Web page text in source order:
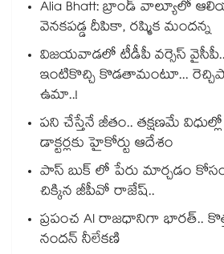
Alia Bhatt: బ్రాండ్ వాల్యూలో
వెనకపడ్డ దీపికా, రష్మిక మందన్న
విజయవాడలో టీడీపీ వర్సెస్
ఇంటికొచ్చి కొడతామంటూ...
ఉమా..!
పని చేస్తేనే జీతం.. తక్షణమే
డాక్టర్లకు హైకోర్టు ఆదేశం
పాస్ బుక్ లో పేరు మార్చడం
చిక్కిన జీపీవో రాజేష్..
ప్రపంచ AI రాజధానిగా భారత్..
నందన్ నీలేకణి